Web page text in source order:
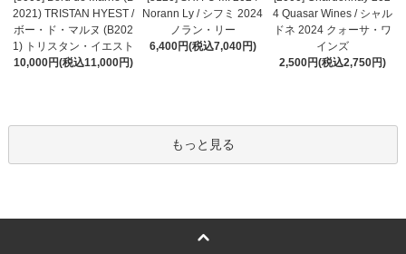
2021) TRISTAN HYEST /
ボー・ド・マルヌ (B202
1) トリスタン・イエスト
10,000円(税込11,000円)
Norann Ly / シフミ 2024
ノラン・リー
6,400円(税込7,040円)
4 Quasar Wines / シャル
ドネ 2024 クォーサ・ワ
インズ
2,500円(税込2,750円)
もっと見る